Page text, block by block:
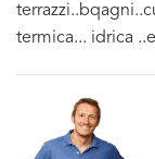
termica... idrica